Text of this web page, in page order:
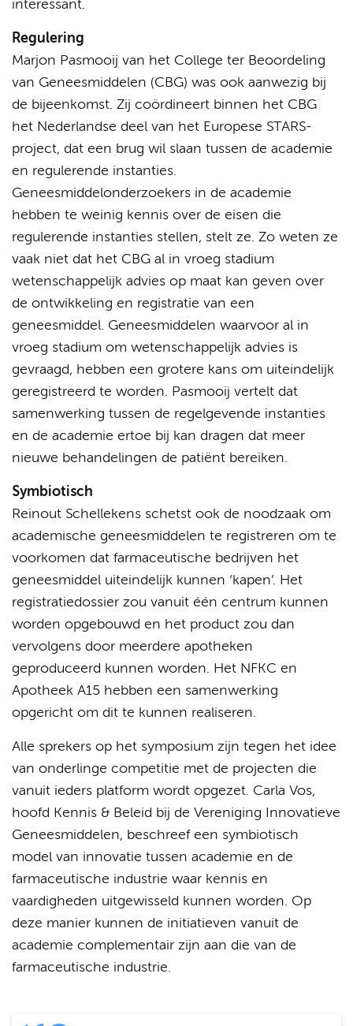
interessant.
Regulering
Marjon Pasmooij van het College ter Beoordeling
van Geneesmiddelen (CBG) was ook aanwezig bij
de bijeenkomst. Zij coördineert binnen het CBG
het Nederlandse deel van het Europese STARS-
project, dat een brug wil slaan tussen de academie
en regulerende instanties.
Geneesmiddelonderzoekers in de academie
hebben te weinig kennis over de eisen die
regulerende instanties stellen, stelt ze. Zo weten ze
vaak niet dat het CBG al in vroeg stadium
wetenschappelijk advies op maat kan geven over
de ontwikkeling en registratie van een
geneesmiddel. Geneesmiddelen waarvoor al in
vroeg stadium om wetenschappelijk advies is
gevraagd, hebben een grotere kans om uiteindelijk
geregistreerd te worden. Pasmooij vertelt dat
samenwerking tussen de regelgevende instanties
en de academie ertoe bij kan dragen dat meer
nieuwe behandelingen de patiënt bereiken.
Symbiotisch
Reinout Schellekens schetst ook de noodzaak om
academische geneesmiddelen te registreren om te
voorkomen dat farmaceutische bedrijven het
geneesmiddel uiteindelijk kunnen ‘kapen’. Het
registratiedossier zou vanuit één centrum kunnen
worden opgebouwd en het product zou dan
vervolgens door meerdere apotheken
geproduceerd kunnen worden. Het NFKC en
Apotheek A15 hebben een samenwerking
opgericht om dit te kunnen realiseren.
Alle sprekers op het symposium zijn tegen het idee
van onderlinge competitie met de projecten die
vanuit ieders platform wordt opgezet. Carla Vos,
hoofd Kennis & Beleid bij de Vereniging Innovatieve
Geneesmiddelen, beschreef een symbiotisch
model van innovatie tussen academie en de
farmaceutische industrie waar kennis en
vaardigheden uitgewisseld kunnen worden. Op
deze manier kunnen de initiatieven vanuit de
academie complementair zijn aan die van de
farmaceutische industrie.